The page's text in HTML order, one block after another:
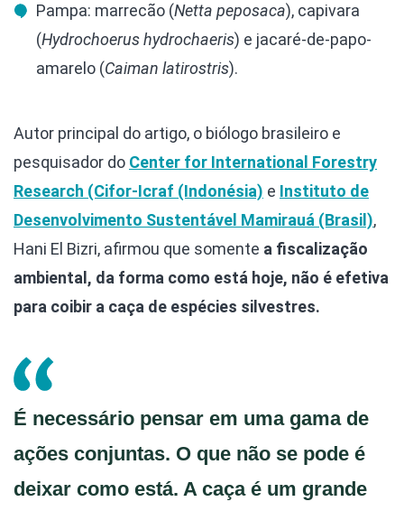
Pampa: marrecão (Netta peposaca), capivara
(Hydrochoerus hydrochaeris) e jacaré-de-papo-
amarelo (Caiman latirostris).
Autor principal do artigo, o biólogo brasileiro e
pesquisador do Center for International Forestry
Research (Cifor-Icraf (Indonésia) e Instituto de
Desenvolvimento Sustentável Mamirauá (Brasil),
Hani El Bizri, afirmou que somente a fiscalização
ambiental, da forma como está hoje, não é efetiva
para coibir a caça de espécies silvestres.
É necessário pensar em uma gama de
ações conjuntas. O que não se pode é
deixar como está. A caça é um grande